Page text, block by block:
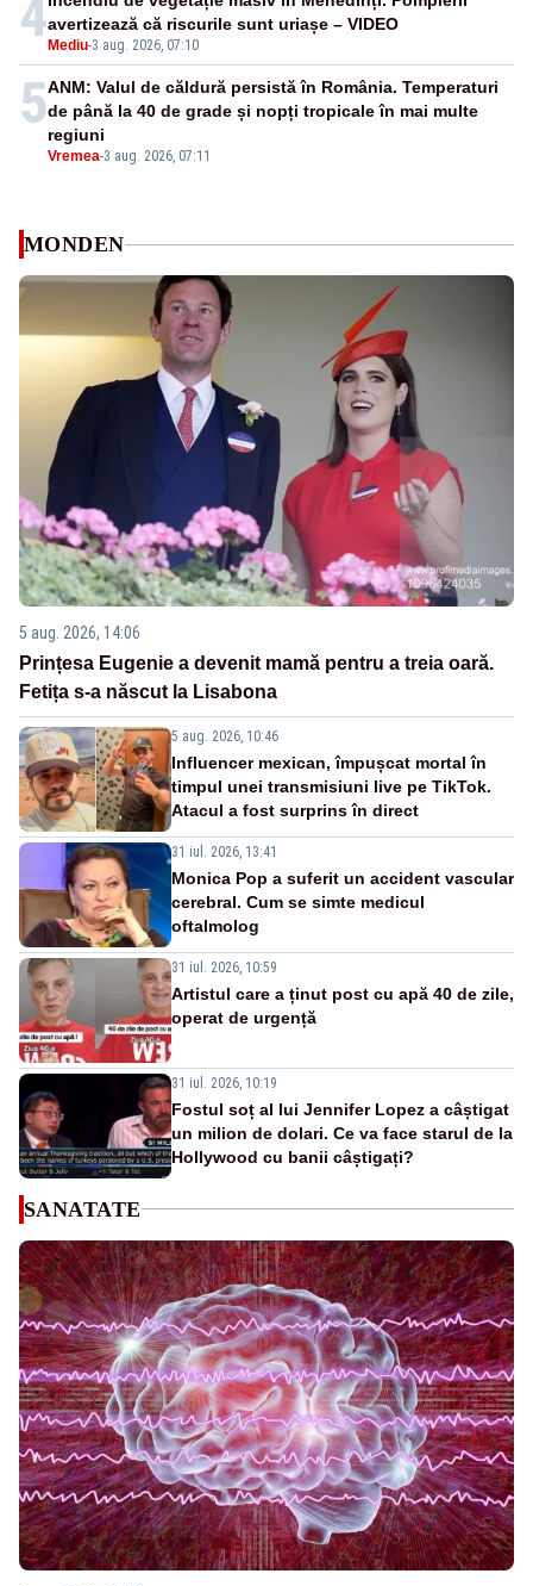
4 Mediu-3 aug. 2026, 07:10
avertizează că riscurile sunt uriașe – VIDEO
5
Vremea-3 aug. 2026, 07:11
ANM: Valul de căldură persistă în România. Temperaturi
de până la 40 de grade și nopți tropicale în mai multe
regiuni
MONDEN
5 aug. 2026, 14:06
Prințesa Eugenie a devenit mamă pentru a treia oară.
Fetița s-a născut la Lisabona
5 aug. 2026, 10:46
Influencer mexican, împușcat mortal în
timpul unei transmisiuni live pe TikTok.
Atacul a fost surprins în direct
31 iul. 2026, 13:41
Monica Pop a suferit un accident vascular
cerebral. Cum se simte medicul
oftalmolog
31 iul. 2026, 10:59
Artistul care a ținut post cu apă 40 de zile,
operat de urgență
31 iul. 2026, 10:19
Fostul soț al lui Jennifer Lopez a câștigat
un milion de dolari. Ce va face starul de la
Hollywood cu banii câștigați?
SANATATE